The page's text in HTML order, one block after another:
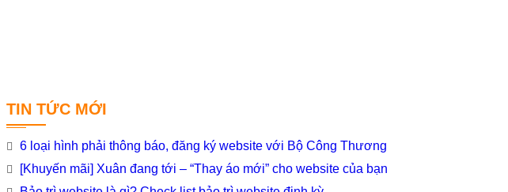
TIN TỨC MỚI
6 loại hình phải thông báo, đăng ký website với Bộ Công Thương
[Khuyến mãi] Xuân đang tới – “Thay áo mới” cho website của bạn